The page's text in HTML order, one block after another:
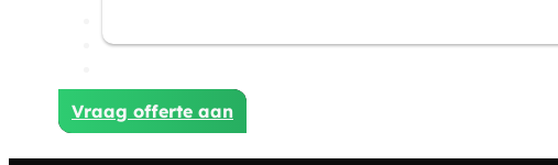
Projecten
Vraag offerte aan